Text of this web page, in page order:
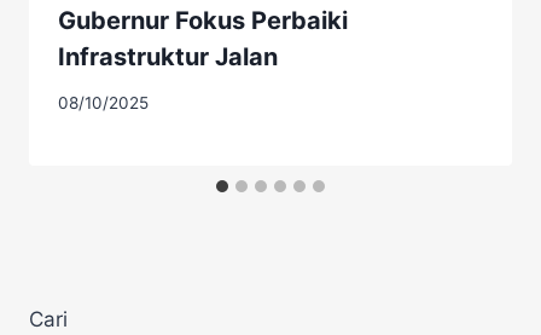
Gubernur Fokus Perbaiki
Infrastruktur Jalan
08/10/2025
Cari